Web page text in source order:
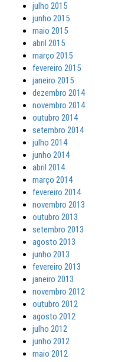
julho 2015
junho 2015
maio 2015
abril 2015
março 2015
fevereiro 2015
janeiro 2015
dezembro 2014
novembro 2014
outubro 2014
setembro 2014
julho 2014
junho 2014
abril 2014
março 2014
fevereiro 2014
novembro 2013
outubro 2013
setembro 2013
agosto 2013
junho 2013
fevereiro 2013
janeiro 2013
novembro 2012
outubro 2012
agosto 2012
julho 2012
junho 2012
maio 2012